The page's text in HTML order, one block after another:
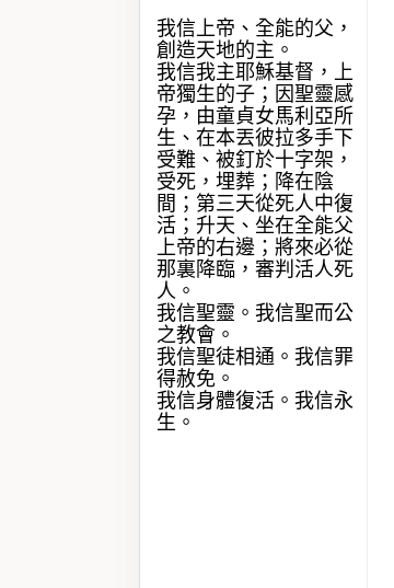
我信上帝、全能的父，
創造天地的主。
我信我主耶穌基督，上
帝獨生的子；因聖靈感
孕，由童貞女馬利亞所
生、在本丟彼拉多手下
受難、被釘於十字架，
受死，埋葬；降在陰
間；第三天從死人中復
活；升天、坐在全能父
上帝的右邊；將來必從
那裏降臨，審判活人死
人。
我信聖靈。我信聖而公
之教會。
我信聖徒相通。我信罪
得赦免。
我信身體復活。我信永
生。‬‬‬‬‬‬